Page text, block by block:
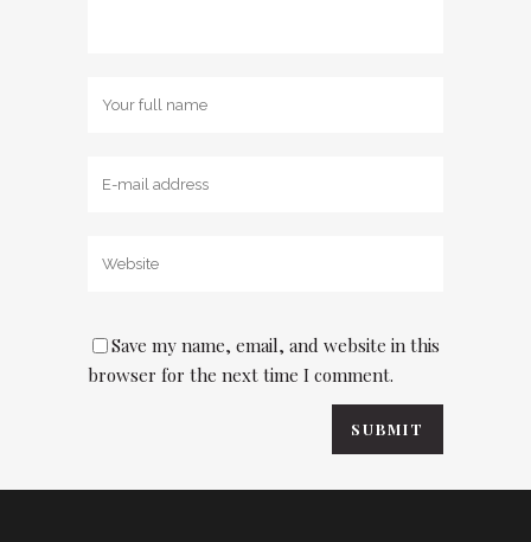
Save my name, email, and website in this
browser for the next time I comment.